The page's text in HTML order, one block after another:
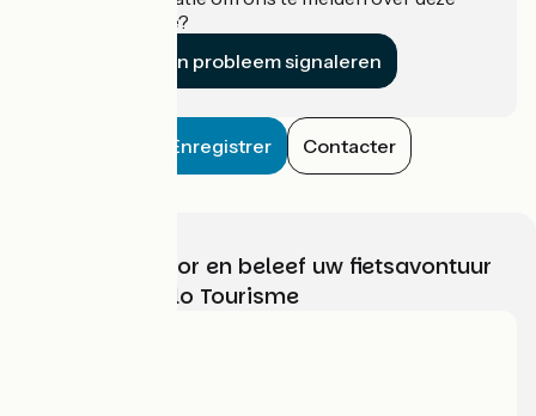
accommodatie?
Een probleem signaleren
Enregistrer Contacter
Kies, bereid voor en beleef uw fietsavontuur
met France Vélo Tourisme